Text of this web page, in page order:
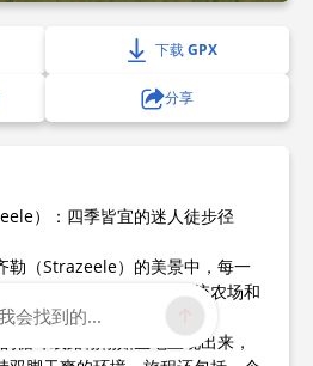
下载 GPX
分享
）：四季皆宜的迷人徒步径
勒（Strazeele）的美景中，每一
构成的地形，给人带来传统农场和
合。北部旅游局（Nord
循环线路栩栩如生地呈现出来，
会找到的...